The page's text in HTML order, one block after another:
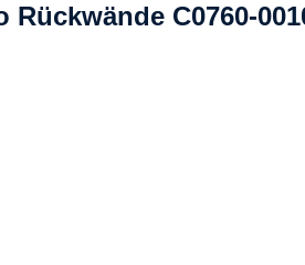
Rückwände C0760-